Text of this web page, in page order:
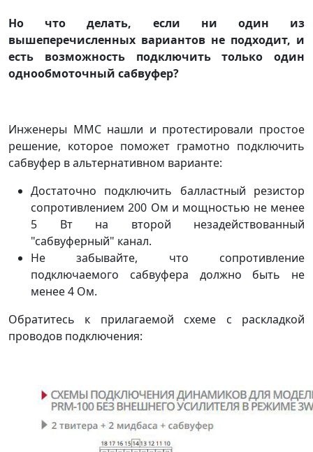
Но что делать, если ни один из
вышеперечисленных вариантов не подходит, и
есть возможность подключить только один
однообмоточный сабвуфер?
Инженеры ММС нашли и протестировали простое
решение, которое поможет грамотно подключить
сабвуфер в альтернативном варианте:
Достаточно подключить балластный резистор
сопротивлением 200 Ом и мощностью не менее
5 Вт на второй незадействованный
"сабвуферный" канал.
Не забывайте, что сопротивление
подключаемого сабвуфера должно быть не
менее 4 Ом.
Обратитесь к прилагаемой схеме с раскладкой
проводов подключения: